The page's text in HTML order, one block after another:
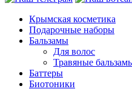
Крымская косметика
Подарочные наборы
Бальзамы
Для волос
Травяные
Баттеры
Биотоники